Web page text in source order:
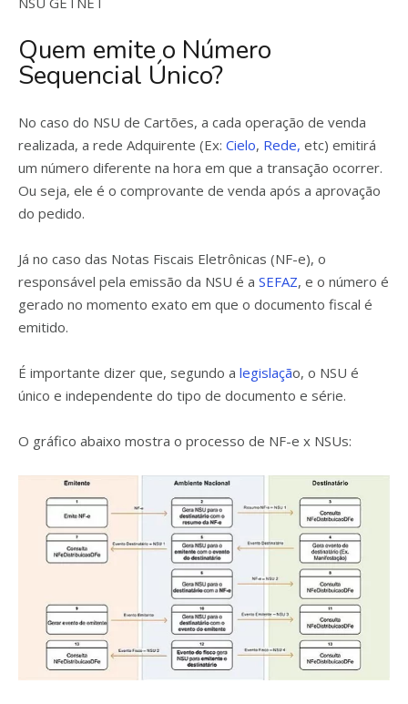
Quem emite o Número
Sequencial Único?
No caso do NSU de Cartões, a cada operação de venda
realizada, a rede Adquirente (Ex: Cielo, Rede, etc) emitirá
um número diferente na hora em que a transação ocorrer.
Ou seja, ele é o comprovante de venda após a aprovação
do pedido.
Já no caso das Notas Fiscais Eletrônicas (NF-e), o
responsável pela emissão da NSU é a SEFAZ, e o número é
gerado no momento exato em que o documento fiscal é
emitido.
É importante dizer que, segundo a legislação, o NSU é
único e independente do tipo de documento e série.
O gráfico abaixo mostra o processo de NF-e x NSUs: